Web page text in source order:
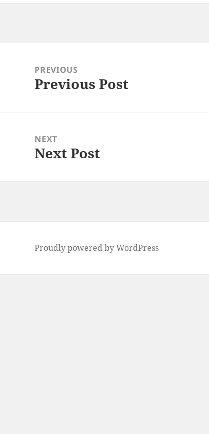
navigationPREVIOUS
Previous
Previous Post
NEXT
Next
Next Post
Proudly powered by WordPress